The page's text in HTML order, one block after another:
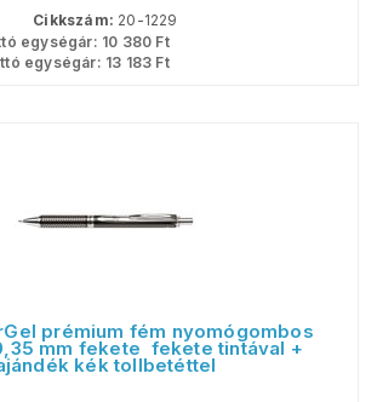
Cikkszám: 20-1229
egységár: 10 380 Ft
egységár: 13 183 Ft
prémium fém nyomógombos
mm fekete  fekete tintával +
kék tollbetéttel